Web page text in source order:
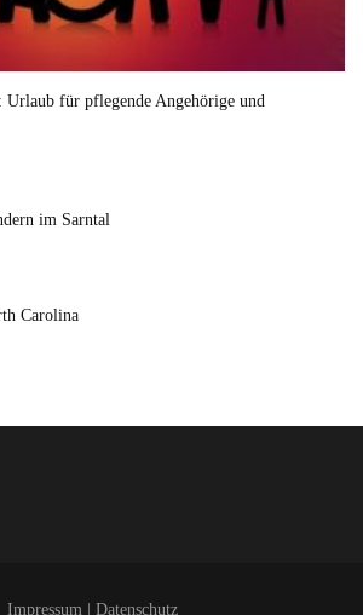
Urlaub für pflegende Angehörige und
im Sarntal
Carolina
Impressum| Datenschutz